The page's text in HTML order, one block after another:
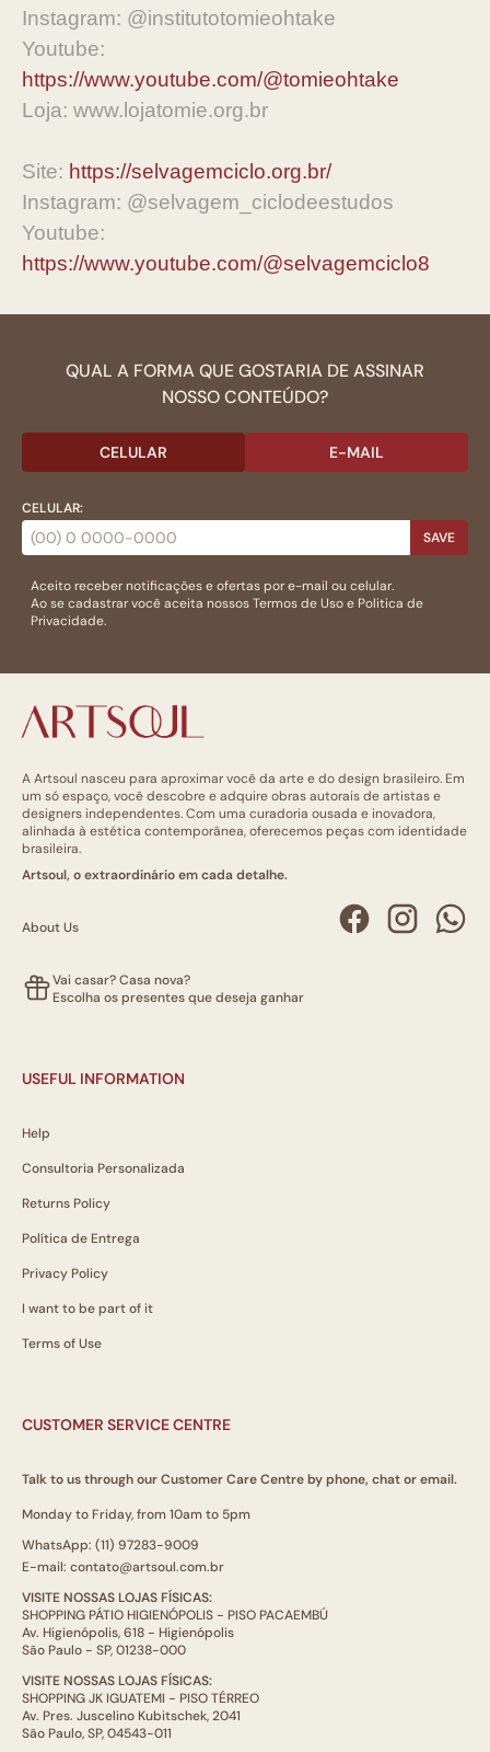
Instagram: @institutotomieohtake
Youtube:
https://www.youtube.com/@tomieohtake
Loja: www.lojatomie.org.br
Site: https://selvagemciclo.org.br/
Instagram: @selvagem_ciclodeestudos
Youtube:
https://www.youtube.com/@selvagemciclo8
QUAL A FORMA QUE GOSTARIA DE ASSINAR
NOSSO CONTEÚDO?
CELULAR E-MAIL
CELULAR:
SAVE
Aceito receber notificações e ofertas por e-mail ou celular.
Ao se cadastrar você aceita nossosTermos de Usoe Politica de
Privacidade.
A Artsoul nasceu para aproximar você da arte e do design brasileiro. Em
um só espaço, você descobre e adquire obras autorais de artistas e
designers independentes. Com uma curadoria ousada e inovadora,
alinhada à estética contemporânea, oferecemos peças com identidade
brasileira.
Artsoul, o extraordinário em cada detalhe.
About Us
Vai casar? Casa nova?
Escolha os presentes que deseja ganhar
USEFUL INFORMATION
Help
Consultoria Personalizada
Returns Policy
Política de Entrega
Privacy Policy
I want to be part of it
Terms of Use
CUSTOMER SERVICE CENTRE
Talk to us through our Customer Care Centre by phone, chat or email.
Monday to Friday, from 10am to 5pm
WhatsApp: (11) 97283-9009
E-mail: contato@artsoul.com.br
VISITE NOSSAS LOJAS FÍSICAS:
SHOPPING PÁTIO HIGIENÓPOLIS - PISO PACAEMBÚ
Av. Higienópolis, 618 - Higienópolis
São Paulo - SP, 01238-000
VISITE NOSSAS LOJAS FÍSICAS:
SHOPPING JK IGUATEMI - PISO TÉRREO
Av. Pres. Juscelino Kubitschek, 2041
São Paulo, SP, 04543-011